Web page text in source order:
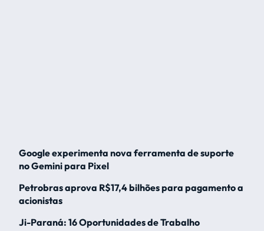
Google experimenta nova ferramenta de suporte
no Gemini para Pixel
Petrobras aprova R$17,4 bilhões para pagamento a
acionistas
Ji-Paraná: 16 Oportunidades de Trabalho